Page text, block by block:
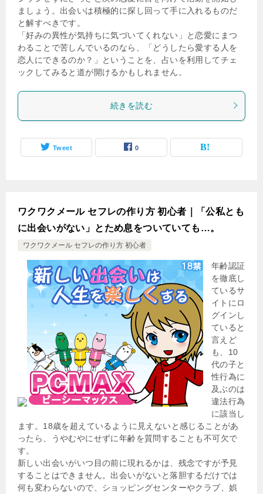
ましょう。出会いは積極的に探し回って手に入れるものだ
と解すべきです。
「好みの異性が気持ちに気づいてくれない」と恋愛にまつ
わることで苦しんでいるのなら、「どうしたら愛する人を
恋人にできるのか？」ということを、占いを利用してチェ
ックしてみると道が開けるかもしれません。
続きを読む
Tweet 0
ワクワクメール セフレの作り方 初心者｜「公私とも
に出会いがない」とため息をついていても…。
ワクワクメール セフレの作り方 初心者
年齢認証
を徹底し
ているサ
イトにロ
グインし
ていると
言えど
も、10
代の子と
性行為に
及ぶのは
違法行為
に該当し
ます。18歳を超えているように見えないと感じることがあ
ったら、うやむやにせずに年齢を質問することも不可欠で
す。
新しい出会いがいつ目の前に現れるかは、残念ですが予見
することはできません。出会いがないと落胆するだけでは
何も変わらないので、ショッピングセンターやクラブ、娯